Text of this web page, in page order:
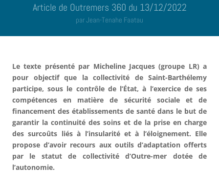
Article de Outremers 360 du 13/12/2022
par Jean-Tenahe Faatau
Le texte présenté par Micheline Jacques (groupe LR) a
pour objectif que la collectivité de Saint-Barthélemy
participe, sous le contrôle de l’État, à l’exercice de ses
compétences en matière de sécurité sociale et de
financement des établissements de santé dans le but de
garantir la continuité des soins et de la prise en charge
des surcoûts liés à l’insularité et à l’éloignement. Elle
propose d’avoir recours aux outils d’adaptation offerts
par le statut de collectivité d’Outre-mer dotée de
l’autonomie.